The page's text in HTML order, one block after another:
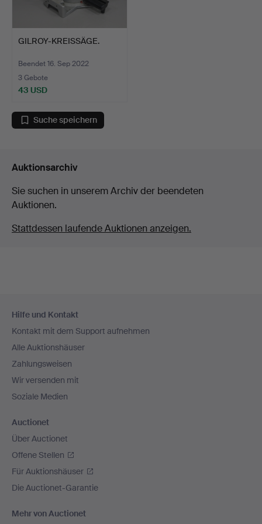
GILROY-KREISSÄGE.
Beendet 16. Sep 2022
3 Gebote
43 USD
Suche speichern
Auktionsarchiv
Sie suchen in unserem Archiv der beendeten
Auktionen.
Stattdessen laufende Auktionen anzeigen.
Navigation
Hilfe und Kontakt
Kontakt mit dem Support aufnehmen
Alle Auktionshäuser
Zahlungsweisen
Wir versenden mit
Soziale Medien
Auctionet
Über Auctionet
Offene Stellen
Für Auktionshäuser
Die Auctionet-Garantie
Mehr von Auctionet